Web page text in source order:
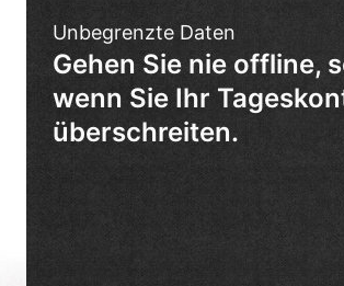
Unbegrenzte Daten
Gehen Sie nie offline,
wenn Sie Ihr
überschreiten.